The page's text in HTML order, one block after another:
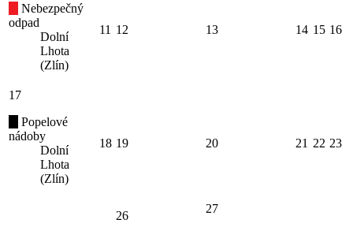
Nebezpečný
odpad
Dolní
Lhota
(Zlín)
11 12 13 14 15 16
17
Popelové
nádoby
Dolní
Lhota
(Zlín)
18 19 20 21 22 23
26
27